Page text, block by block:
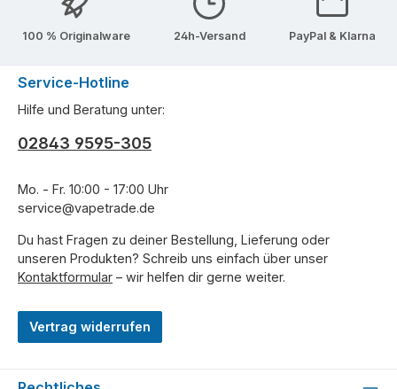
100 % Originalware 24h-Versand PayPal & Klarna
Service-Hotline
Hilfe und Beratung unter:
02843 9595-305
Mo. - Fr. 10:00 - 17:00 Uhr
service@vapetrade.de
Du hast Fragen zu deiner Bestellung, Lieferung oder
unseren Produkten? Schreib uns einfach über unser
Kontaktformular – wir helfen dir gerne weiter.
Vertrag widerrufen